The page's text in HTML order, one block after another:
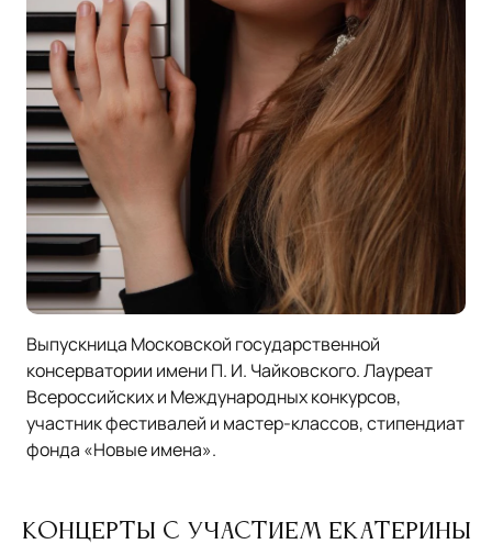
Выпускница Московской государственной
консерватории имени П. И. Чайковского. Лауреат
Всероссийских и Международных конкурсов,
участник фестивалей и мастер-классов, стипендиат
фонда «Новые имена».
Концерты с участием Екатерины